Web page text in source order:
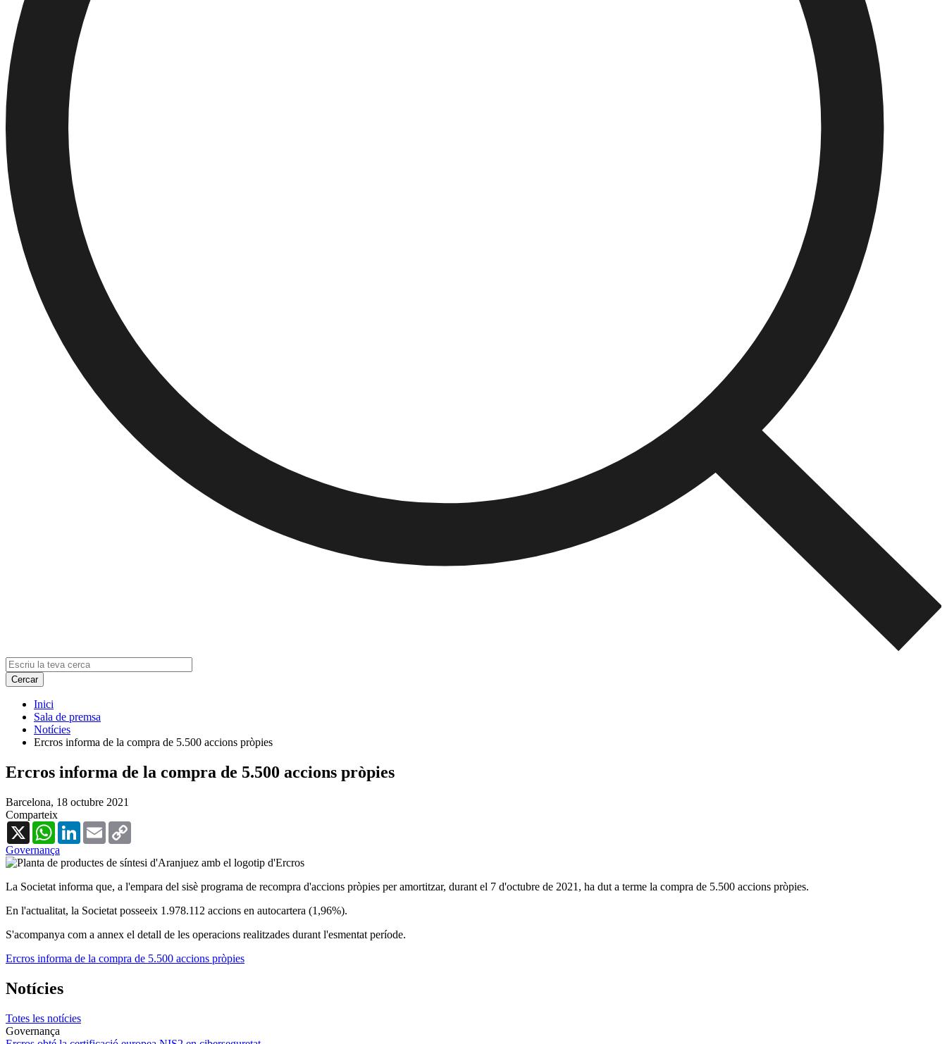
Inici
Sala de premsa
Notícies
Ercros informa de la compra de 5.500 accions pròpies
Ercros informa de la compra de 5.500 accions pròpies
Barcelona, 18 octubre 2021
Comparteix
X
WhatsAppLinkedInEmail
Governança
La Societat informa que, a l'empara del sisè programa de recompra d'accions pròpies per amortitzar, durant el 7 d'octubre de 2021, ha dut a terme la compra de 5.500 accions pròpies.
En l'actualitat, la Societat posseeix 1.978.112 accions en autocartera (1,96%).
S'acompanya com a annex el detall de les operacions realitzades durant l'esmentat període.
Ercros informa de la compra de 5.500 accions pròpies
Notícies
Totes les notícies
Governança